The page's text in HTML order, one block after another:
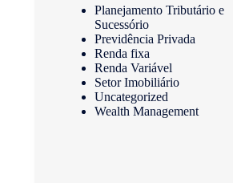
Planejamento Tributário e
Sucessório
Previdência Privada
Renda fixa
Renda Variável
Setor Imobiliário
Uncategorized
Wealth Management